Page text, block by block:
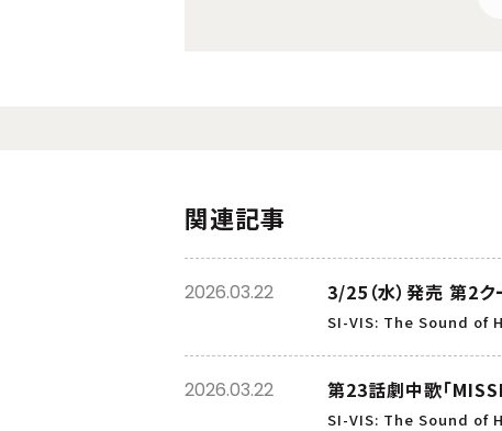
関連記事
3/25（水）発売 第2
SI-VIS: The Sound of
2026.03.22
第23話劇中歌「
SI-VIS: The Sound of
2026.03.22